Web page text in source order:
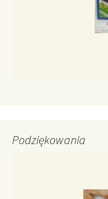
Podziękowania